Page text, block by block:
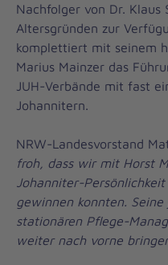
Nachfolger von Dr.
Altersgründen zur
komplettiert mit seinem
Marius Mainzer das
JUH-Verbände mit fast
Johannitern.
NRW-Landesvorstand
froh, dass wir mit Horst
Johanniter-
gewinnen konnten.
stationären Pflege-
weiter nach vorne